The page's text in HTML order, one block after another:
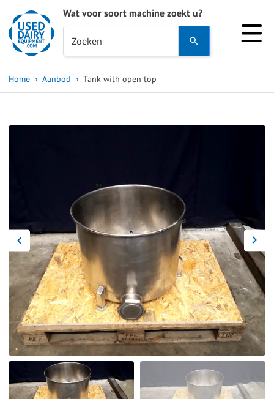
Wat voor soort machine zoekt u?
Zoeken
and
result.
Press
enter
to
to
the
selected
search
result.
Touch
users
Home Aanbod Tank with open top